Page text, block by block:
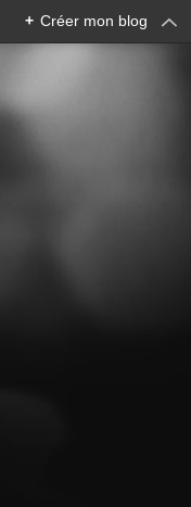
+ Créer mon blog